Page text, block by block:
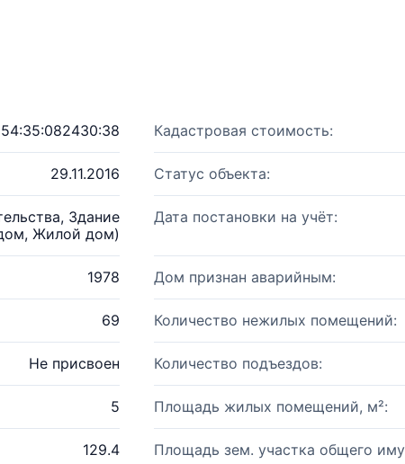
54:35:082430:38 Кадастровая стоимость:
29.11.2016 Статус объекта:
Здание
Жилой дом)
Дата постановки на учёт:
1978 Дом признан аварийным:
69 Количество нежилых помещений:
Не присвоен Количество подъездов:
5 Площадь жилых помещений, м²:
129.4 Площадь зем. участка общего